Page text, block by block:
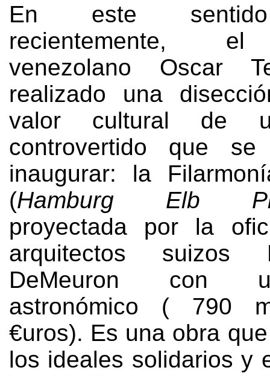
En este
recientemente, el
venezolano Oscar
realizado una
valor cultural de
controvertido que
inaugurar: la
(Hamburg Elb
proyectada por la
arquitectos suizos
DeMeuron con
astronómico ( 790
€uros). Es una obra
los ideales solidarios y